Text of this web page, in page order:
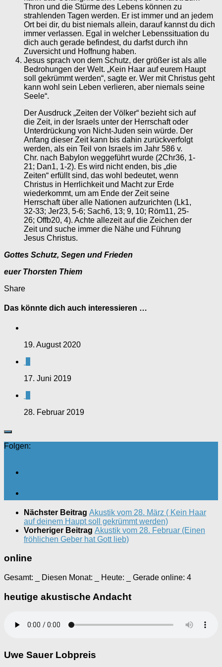
Thron und die Stürme des Lebens können zu
strahlenden Tagen werden. Er ist immer und an jedem
Ort bei dir, du bist niemals allein, darauf kannst du dich
immer verlassen. Egal in welcher Lebenssituation du
dich auch gerade befindest, du darfst durch ihn
Zuversicht und Hoffnung haben.
Jesus sprach von dem Schutz, der größer ist als alle
Bedrohungen der Welt. „Kein Haar auf eurem Haupt
soll gekrümmt werden“, sagte er. Wer mit Christus geht
kann wohl sein Leben verlieren, aber niemals seine
Seele“.
Der Ausdruck „Zeiten der Völker“ bezieht sich auf
die Zeit, in der Israels unter der Herrschaft oder
Unterdrückung von Nicht-Juden sein würde. Der
Anfang dieser Zeit kann bis dahin zurückverfolgt
werden, als ein Teil von Israels im Jahr 586 v.
Chr. nach Babylon weggeführt wurde (2Chr36, 1-
21; Dan1, 1-2). Es wird nicht enden, bis „die
Zeiten“ erfüllt sind, das wohl bedeutet, wenn
Christus in Herrlichkeit und Macht zur Erde
wiederkommt, um am Ende der Zeit seine
Herrschaft über alle Nationen aufzurichten (Lk1,
32-33; Jer23, 5-6; Sach6, 13; 9, 10; Röm11, 25-
26; Offb20, 4). Achte allezeit auf die Zeichen der
Zeit und suche immer die Nähe und Führung
Jesus Christus.
Gottes Schutz, Segen und Frieden
euer Thorsten Thiem
Share
Das könnte dich auch interessieren …
19. August 2020
17. Juni 2019
28. Februar 2019
Folgen:
Nächster Beitrag Akustik vom 28. März ( Kein Haar
auf deinem Haupt soll gekrümmt werden)
Vorheriger Beitrag Akustik vom 28. Februar (Einen
fröhlichen Geber hat Gott lieb)
online
Gesamt: Diesen Monat: Heute: Gerade online: 4
heutige akustische Andacht
Uwe Sauer Lobpreis